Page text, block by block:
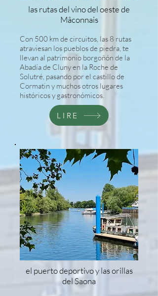
las rutas del vino del oeste de
Mâconnais
Con 500 km de circuitos, las 8 rutas
atraviesan los pueblos de piedra, te
llevan al patrimonio borgoñón de la
Abadía de Cluny en la Roche de
Solutré, pasando por el castillo de
Cormatin y muchos otros lugares
históricos y gastronómicos.
LIRE
el puerto deportivo y las orillas
del Saona